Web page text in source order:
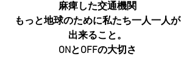
麻痺した交通機関
もっと地球のために私たち一人一人が
出来ること。
ONとOFFの大切さ